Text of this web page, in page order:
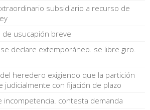
subsidiario a recurso de
usucapión breve
declare extemporáneo. se libre giro.
heredero exigiendo que la partición
judicialmente con fijación de plazo
incompetencia. contesta demanda